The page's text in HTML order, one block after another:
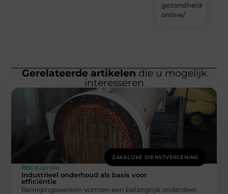
online/
Gerelateerde artikelen die u mogelijk
interesseren
ZAKELIJKE DIENSTVERLENING
BBC Kaprijke
Industrieel onderhoud als basis voor
efficiëntie
Reinigingswerken vormen een belangrijk onderdeel